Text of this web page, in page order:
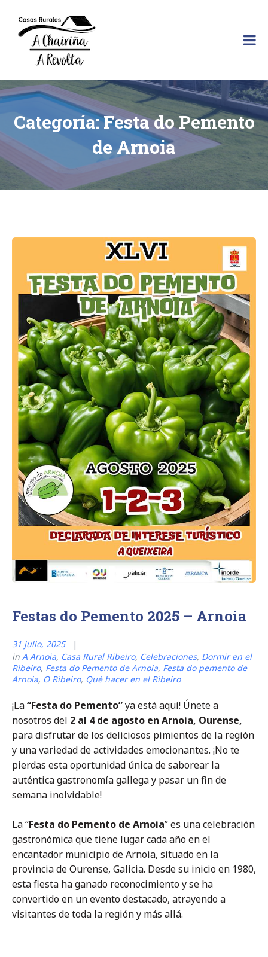
content
Chairiña
A
Revolta
dos
casas
rurales
situadas
el
Categoría:Festa do Pemento
de Arnoia
Festas do Pemento 2025 – Arnoia
31 julio, 2025
in A Arnoia, Casa Rural Ribeiro, Celebraciones, Dormir en el
Ribeiro, Festa do Pemento de Arnoia, Festa do pemento de
Arnoia, O Ribeiro, Qué hacer en el Ribeiro
¡La“Festa do Pemento”ya está aquí! Únete a
nosotros del 2 al 4 de agosto en Arnoia, Ourense,
para disfrutar de los deliciosos pimientos de la región
y una variedad de actividades emocionantes. ¡No te
pierdas esta oportunidad única de saborear la
auténtica gastronomía gallega y pasar un fin de
semana inolvidable!
La “Festa do Pemento de Arnoia” es una celebración
gastronómica que tiene lugar cada año en el
encantador municipio de Arnoia, situado en la
provincia de Ourense, Galicia. Desde su inicio en 1980,
esta fiesta ha ganado reconocimiento y se ha
convertido en un evento destacado, atrayendo a
visitantes de toda la región y más allá.